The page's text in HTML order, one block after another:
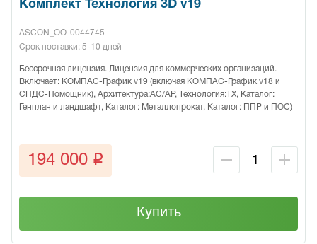
Комплект Технология 3D v19
ASCON_ОО-0044745
Срок поставки: 5-10 дней
Бессрочная лицензия. Лицензия для коммерческих организаций.
Включает: КОМПАС-График v19 (включая КОМПАС-График v18 и
СПДС-Помощник), Архитектура:АС/АР, Технология:ТХ, Каталог:
Генплан и ландшафт, Каталог: Металлопрокат, Каталог: ППР и ПОС)
194 000 q
Купить